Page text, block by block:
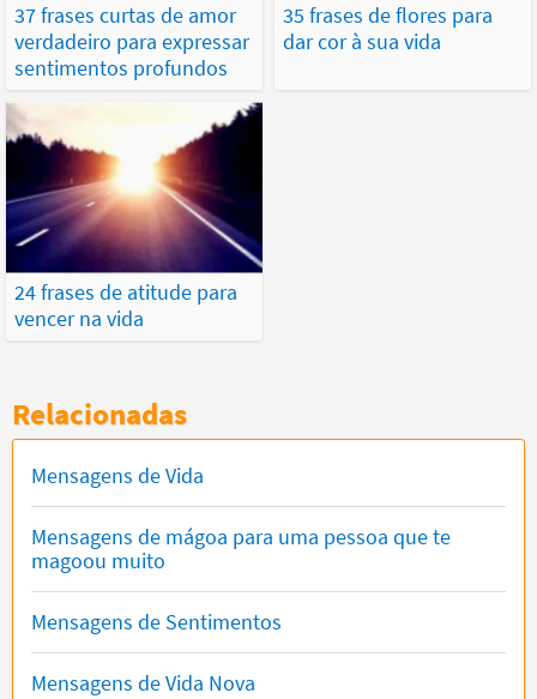
37 frases curtas de amor
verdadeiro para expressar
sentimentos profundos
35 frases de flores para
dar cor à sua vida
24 frases de atitude para
vencer na vida
Relacionadas
Mensagens de Vida
Mensagens de mágoa para uma pessoa que te
magoou muito
Mensagens de Sentimentos
Mensagens de Vida Nova